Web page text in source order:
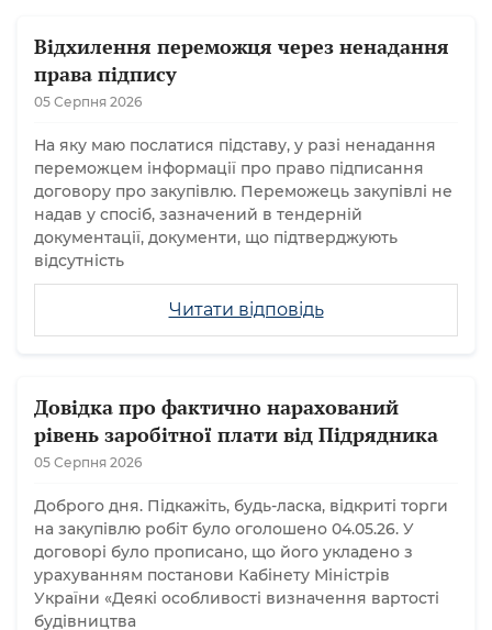
Відхилення переможця через ненадання
права підпису
05 Серпня 2026
Читати відповідь
На яку маю послатися підставу, у разі ненадання
переможцем інформації про право підписання
договору про закупівлю. Переможець закупівлі не
надав у спосіб, зазначений в тендерній
документації, документи, що підтверджують
відсутність
Довідка про фактично нарахований
рівень заробітної плати від Підрядника
05 Серпня 2026
Доброго дня. Підкажіть, будь-ласка, відкриті торги
на закупівлю робіт було оголошено 04.05.26. У
договорі було прописано, що його укладено з
урахуванням постанови Кабінету Міністрів
України «Деякі особливості визначення вартості
будівництва